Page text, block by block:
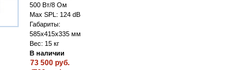
500 Вт/8 Ом
Max SPL: 124 dB
Габариты:
585х415х335 мм
Вес: 15 кг
В наличии
73 500 руб.